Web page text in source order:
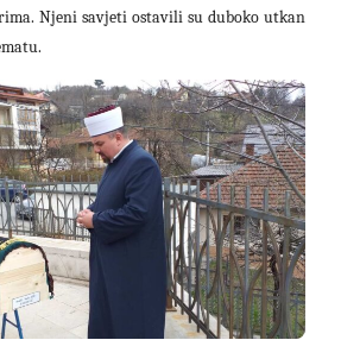
Njeni savjeti ostavili su duboko utkan